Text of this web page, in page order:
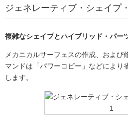
ジェネレーティブ・シェイプ
複雑なシェイプとハイブリッド・パー
メカニカルサーフェスの作成、および
マンドは「パワーコピー」などにより
します。